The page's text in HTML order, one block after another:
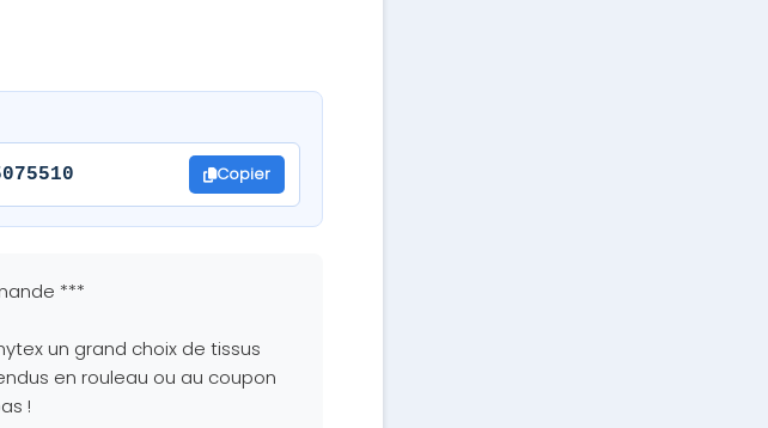
Copier
***
un grand choix de tissus
en rouleau ou au coupon
!